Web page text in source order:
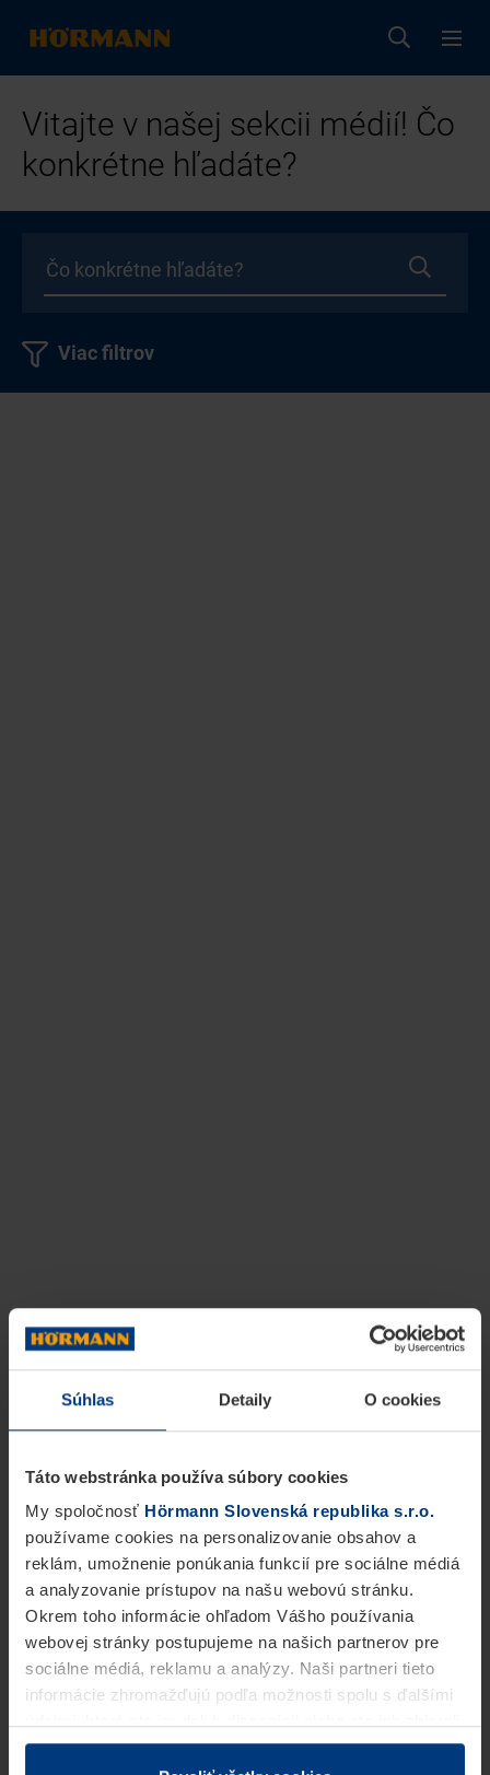
Súhlas Detaily O cookies
Táto webstránka používa súbory cookies
My spoločnosť Hörmann Slovenská republika s.r.o.
používame cookies na personalizovanie obsahov a
reklám, umožnenie ponúkania funkcií pre sociálne médiá
a analyzovanie prístupov na našu webovú stránku.
Okrem toho informácie ohľadom Vášho používania
webovej stránky postupujeme na našich partnerov pre
sociálne médiá, reklamu a analýzy. Naši partneri tieto
informácie zhromažďujú podľa možnosti spolu s ďalšími
v rámci Vášho využívania služieb.
Vitajte v našej sekcii médií! Čo
konkrétne hľadáte?
Viac filtrov